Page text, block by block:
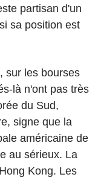
partisan d'un
sa position est
sur les bourses
là n'ont pas très
du Sud,
signe que la
américaine de
au sérieux. La
Kong. Les